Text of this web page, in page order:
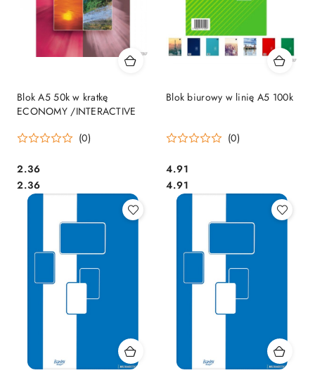
Blok A5 50k w kratkę
ECONOMY /INTERACTIVE
(0)
Cena:
2.36
Cena:
2.36
Blok biurowy w linię A5 100k
(0)
Cena:
4.91
Cena:
4.91